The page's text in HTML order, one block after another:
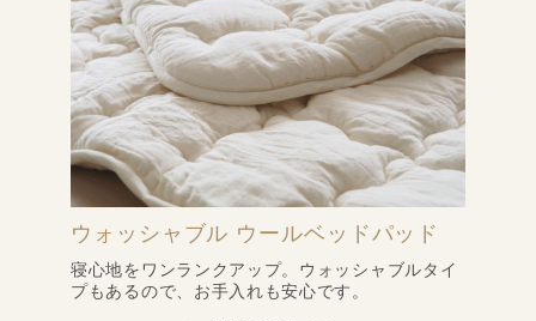
ウォッシャブル ウールベッドパッド
寝心地をワンランクアップ。ウォッシャブルタイ
プもあるので、お手入れも安心です。